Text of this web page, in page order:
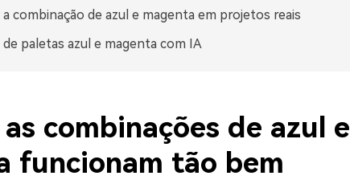
combinação de azul e magenta em projetos reais
de paletas azul e magenta com IA
combinações de azul e
funcionam tão bem